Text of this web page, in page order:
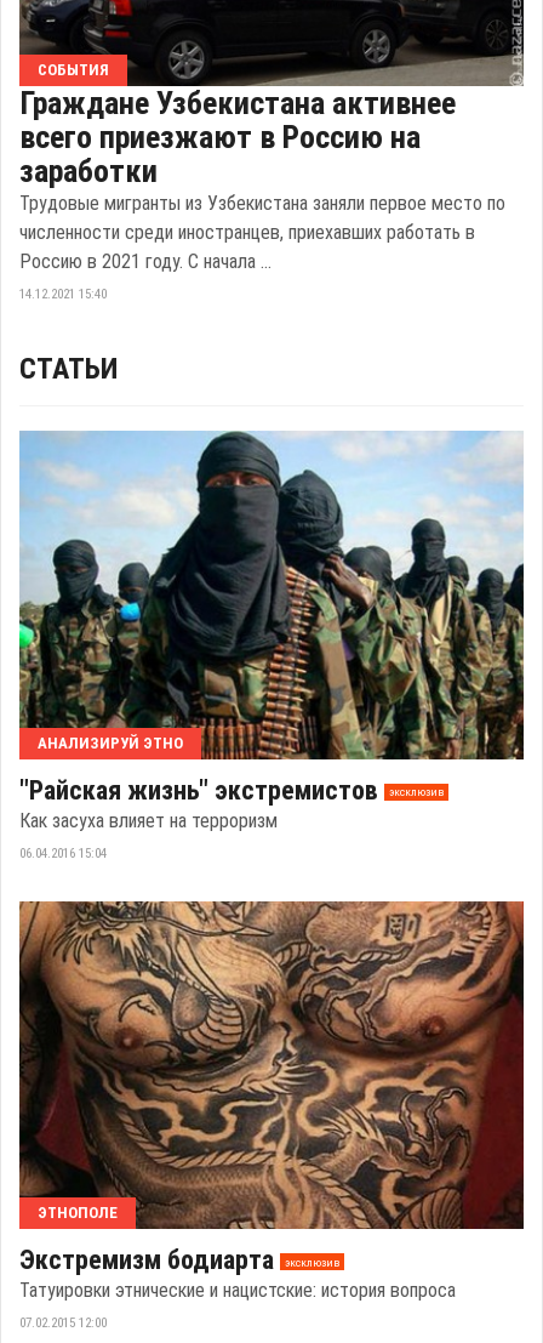
СОБЫТИЯ
Граждане Узбекистана активнее
всего приезжают в Россию на
заработки
Трудовые мигранты из Узбекистана заняли первое место по
численности среди иностранцев, приехавших работать в
Россию в 2021 году. С начала ...
14.12.2021 15:40
СТАТЬИ
АНАЛИЗИРУЙ ЭТНО
"Райская жизнь" экстремистов эксклюзив
Как засуха влияет на терроризм
06.04.2016 15:04
ЭТНОПОЛЕ
Экстремизм бодиарта эксклюзив
Татуировки этнические и нацистские: история вопроса
07.02.2015 12:00